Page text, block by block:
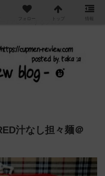
/ アレンジするブログ
汁なし担々麺＠
フォロー トップ 情報